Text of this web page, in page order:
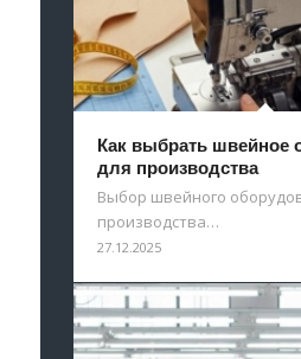
Как выбрать швейное
для производства
Выбор швейного
производства…
27.12.2025